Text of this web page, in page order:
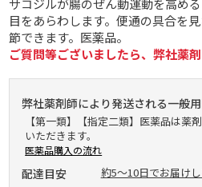
サコジルが腸のぜん動運動を高め
目をあらわします。便通の具合を
節できます。医薬品。
ご質問等ございましたら、弊社薬
弊社薬剤師により発送される一般用
【第一類】【指定二類】医薬品は薬
いただきます。
医薬品購入の流れ
配達目安 約5～10日でお届けし